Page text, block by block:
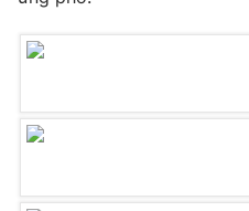
Thị trường
Lịch phát sóng
Chuyên mục khác